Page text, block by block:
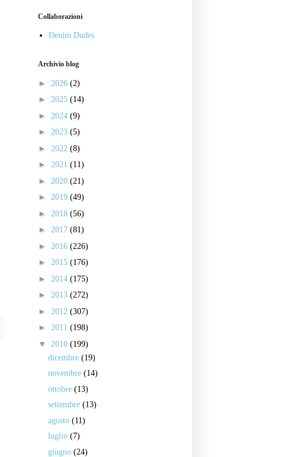
Collaborazioni
Denim Dudes
Archivio blog
► 2026 (2)
► 2025 (14)
► 2024 (9)
► 2023 (5)
► 2022 (8)
► 2021 (11)
► 2020 (21)
► 2019 (49)
► 2018 (56)
► 2017 (81)
► 2016 (226)
► 2015 (176)
► 2014 (175)
► 2013 (272)
► 2012 (307)
► 2011 (198)
▼ 2010 (199)
dicembre (19)
novembre (14)
ottobre (13)
settembre (13)
agosto (11)
luglio (7)
giugno (24)